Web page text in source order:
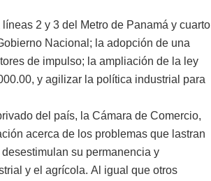
2 y 3 del Metro de Panamá y cuarto
Nacional; la adopción de una
de impulso; la ampliación de la ley
y agilizar la política industrial para
del país, la Cámara de Comercio,
acerca de los problemas que lastran
su permanencia y
y el agrícola. Al igual que otros